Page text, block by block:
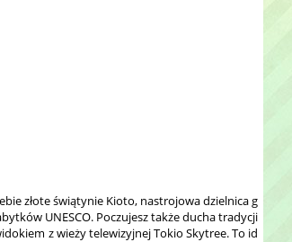
złote świątynie Kioto, nastrojowa dzielnica g
UNESCO. Poczujesz także ducha tradycji
z wieży telewizyjnej Tokio Skytree. To id